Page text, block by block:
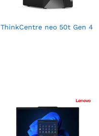
ThinkCentre neo 50t Gen 4